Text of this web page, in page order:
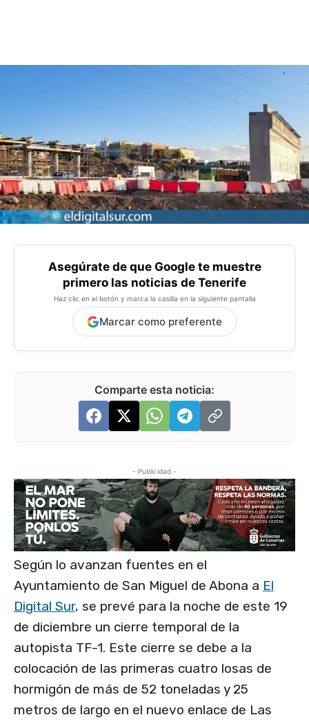
Asegúrate de que Google te muestre
primero las noticias de Tenerife
Haz clic en el botón y marca la casilla en la siguiente pantalla
Marcar como preferente
Comparte esta noticia:
- Publicidad -
Según lo avanzan fuentes en el
Ayuntamiento de San Miguel de Abona a El
Digital Sur, se prevé para la noche de este 19
de diciembre un cierre temporal de la
autopista TF-1. Este cierre se debe a la
colocación de las primeras cuatro losas de
hormigón de más de 52 toneladas y 25
metros de largo en el nuevo enlace de Las